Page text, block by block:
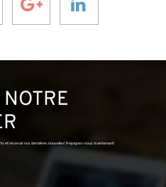
et recevoir nos dernières nouvelles! Rejoignez-nous maintenant!